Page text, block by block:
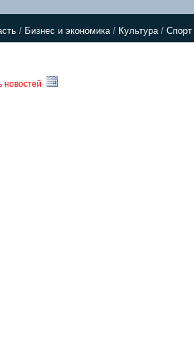
/ Бизнес и экономика/ Культура/ Спорт
новостей